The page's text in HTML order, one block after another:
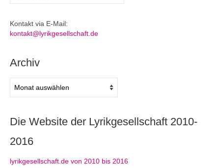
Kontakt via E-Mail:
kontakt@lyrikgesellschaft.de
Archiv
Die Website der Lyrikgesellschaft 2010-
2016
lyrikgesellschaft.de von 2010 bis 2016